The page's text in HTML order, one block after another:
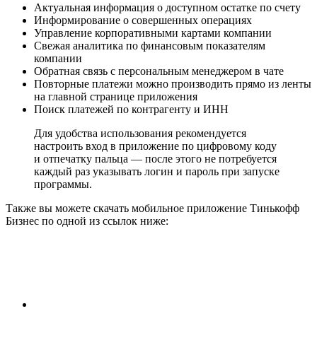
Актуальная информация о доступном остатке по счету
Информирование о совершенных операциях
Управление корпоративными картами компании
Свежая аналитика по финансовым показателям
компании
Обратная связь с персональным менеджером в чате
Повторные платежи можно производить прямо из ленты
на главной странице приложения
Поиск платежей по контрагенту и ИНН
Для удобства использования рекомендуется
настроить вход в приложение по цифровому коду
и отпечатку пальца — после этого не потребуется
каждый раз указывать логин и пароль при запуске
программы.
Также вы можете скачать мобильное приложение Тинькофф
Бизнес по одной из ссылок ниже: